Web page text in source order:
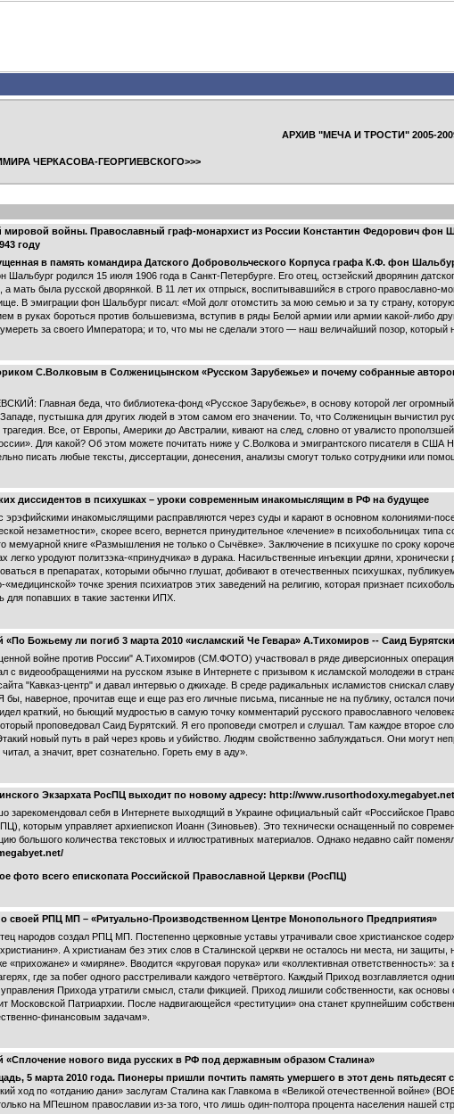
АРХИВ "МЕЧА И ТРОСТИ" 2005-
ЧЕРКАСОВА-ГЕОРГИЕВСКОГО>>>
мировой войны. Православный граф-монархист из России Константин Федорович фон
году
в память командира Датского Добровольческого Корпуса графа К.Ф. фон
Шальбург родился 15 июля 1906 года в Санкт-Петербурге. Его отец, остзейский дворянин
а мать была русской дворянкой. В 11 лет их отпрыск, воспитывавшийся в строго православно-
В эмиграции фон Шальбург писал: «Мой долг отомстить за мою семью и за ту страну,
в руках бороться против большевизма, вступив в ряды Белой армии или армии какой-либо
за своего Императора; и то, что мы не сделали этого — наш величайший позор, который
С.Волковым в Солженицынском «Русском Зарубежье» и почему собранные
Главная беда, что библиотека-фонд «Русское Зарубежье», в основу которой лег
пустышка для других людей в этом самом его значении. То, что Солженицын вычистил
Все, от Европы, Америки до Австралии, кивают на след, словно от увалисто
Для какой? Об этом можете почитать ниже у С.Волкова и эмигрантского писателя в США
писать любые тексты, диссертации, донесения, анализы смогут только сотрудники или
диссидентов в психушках – уроки современным инакомыслящим в РФ на будущее
инакомыслящими расправляются через суды и карают в основном колониями-
незаметности», скорее всего, вернется принудительное «лечение» в психобольницах
книге «Размышления не только о Сычёвке». Заключение в психушке по сроку
легко уродуют политзэка-«принудчика» в дурака. Насильственные инъекции дряни,
в препаратах, которыми обычно глушат, добивают в отечественных психушках,
«медицинской» точке зрения психиатров этих заведений на религию, которая признает
для попавших в такие застенки ИПХ.
«По Божьему ли погиб 3 марта 2010 «исламский Че Гевара» А.Тихомиров -- Саид
войне против России" А.Тихомиров (СМ.ФОТО) участвовал в ряде диверсионных
с видеообращениями на русском языке в Интернете с призывом к исламской молодежи в
"Кавказ-центр" и давал интервью о джихаде. В среде радикальных исламистов снискал
наверное, прочитав еще и еще раз его личные письма, писанные не на публику, остался
краткий, но бьющий мудростью в самую точку комментарий русского православного
проповедовал Саид Бурятский. Я его проповеди смотрел и слушал. Там каждое второе
новый путь в рай через кровь и убийство. Людям свойственно заблуждаться. Они могут
а значит, врет сознательно. Гореть ему в аду».
Экзархата РосПЦ выходит по новому адресу: http://
себя в Интернете выходящий в Украине официальный сайт «Российское
которым управляет архиепископ Иоанн (Зиновьев). Это технически оснащенный по
большого количества текстовых и иллюстративных материалов. Однако недавно сайт
фото всего епископата Российской Православной Церкви (РосПЦ)
своей РПЦ МП – «Ритуально-Производственном Центре Монопольного Предприятия»
народов создал РПЦ МП. Постепенно церковные уставы утрачивали свое христианское
А христианам без этих слов в Сталинской церкви не осталось ни места, ни
«прихожане» и «миряне». Вводится «круговая порука» или «коллективная ответственность»:
где за побег одного расстреливали каждого четвёртого. Каждый Приход возглавляется
Прихода утратили смысл, стали фикцией. Приход лишили собственности, как основы
Московской Патриархии. После надвигающейся «реституции» она станет крупнейшим
финансовым задачам».
«Сплочение нового вида русских в РФ под державным образом Сталина»
5 марта 2010 года. Пионеры пришли почтить память умершего в этот день пятьдесят
ход по «отданию дани» заслугам Сталина как Главкома в «Великой отечественной войне»
на МПешном православии из-за того, что лишь один-полтора процента населения нашей